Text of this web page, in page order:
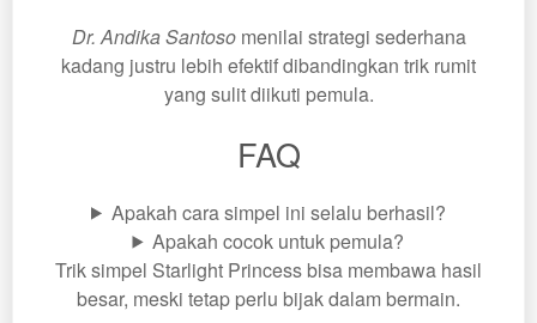
Dr. Andika Santosomenilai strategi sederhana
kadang justru lebih efektif dibandingkan trik rumit
yang sulit diikuti pemula.
FAQ
Apakah cara simpel ini selalu berhasil?
Apakah cocok untuk pemula?
Trik simpel Starlight Princess bisa membawa hasil
besar, meski tetap perlu bijak dalam bermain.